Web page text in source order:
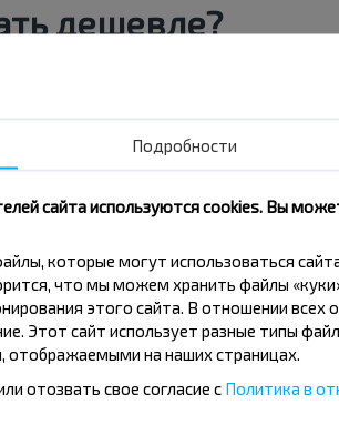
дешевле?
интересные
новостей и
направления
Подробности
сайта используются cookies. Вы
которые могут использоваться
что мы можем хранить файлы
этого сайта. В отношении всех
Этот сайт использует разные типы
на наших страницах.
отозвать свое согласие с Политика в